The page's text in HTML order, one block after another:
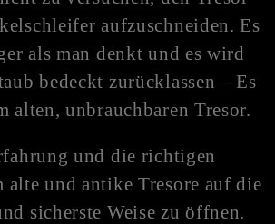
aufzuschneiden. Es
als man denkt und es wird
bedeckt zurücklassen – Es
alten, unbrauchbaren Tresor.
und die richtigen
alte und antike Tresore auf die
sicherste Weise zu öffnen.